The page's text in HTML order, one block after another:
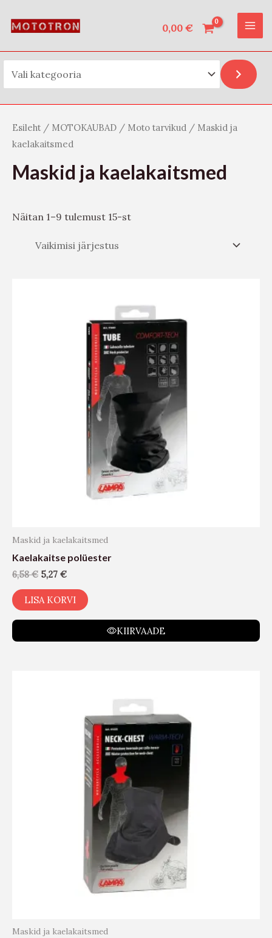
0,00 €
t
s
Esileht / MOTOKAUBAD / Moto tarvikud / Maskid ja
kaelakaitsmed
Maskid ja kaelakaitsmed
Näitan 1–9 tulemust 15-st
Maskid ja kaelakaitsmed
Kaelakaitse polüester
6,58€ 5,27 €
LISA KORVI
KIIRVAADE
Maskid ja kaelakaitsmed